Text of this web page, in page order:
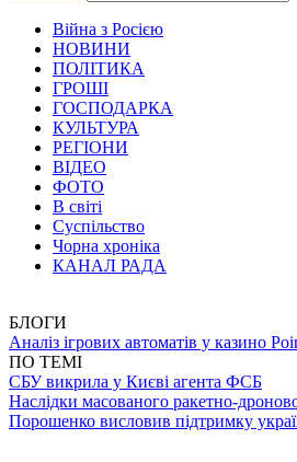
Війна з Росією
НОВИНИ
ПОЛІТИКА
ГРОШІ
ГОСПОДАРКА
КУЛЬТУРА
РЕГІОНИ
ВІДЕО
ФОТО
В світі
Суспільство
Чорна хроніка
КАНАЛ РАДА
БЛОГИ
Аналіз ігрових автоматів у казино
ПО ТЕМІ
СБУ викрила у Києві агента ФСБ
Наслідки масованого ракетно-
Порошенко висловив підтримку